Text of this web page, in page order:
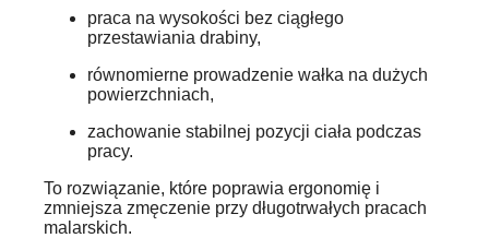
praca na wysokości bez ciągłego
przestawiania drabiny,
równomierne prowadzenie wałka na dużych
powierzchniach,
zachowanie stabilnej pozycji ciała podczas
pracy.
To rozwiązanie, które poprawia ergonomię i
zmniejsza zmęczenie przy długotrwałych pracach
malarskich.